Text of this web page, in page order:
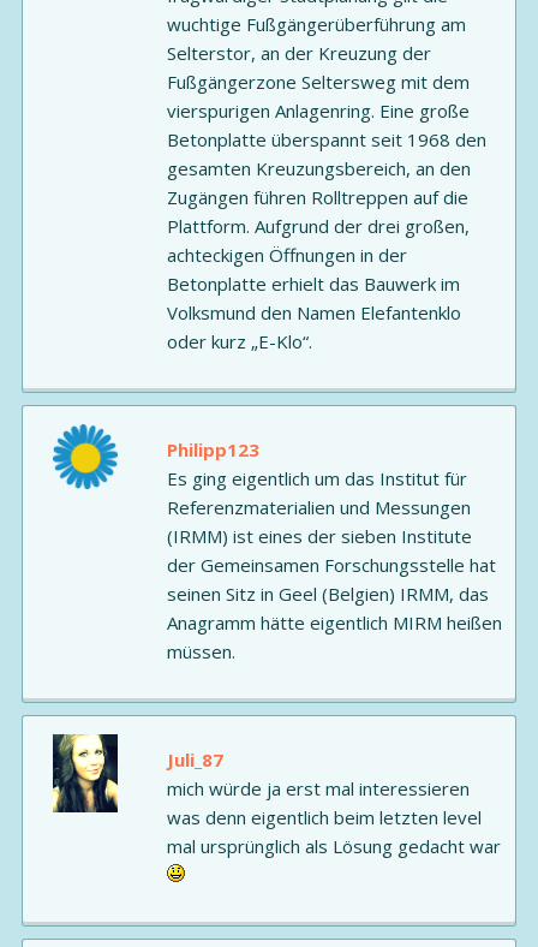
wuchtige Fußgängerüberführung am
Selterstor, an der Kreuzung der
Fußgängerzone Seltersweg mit dem
vierspurigen Anlagenring. Eine große
Betonplatte überspannt seit 1968 den
gesamten Kreuzungsbereich, an den
Zugängen führen Rolltreppen auf die
Plattform. Aufgrund der drei großen,
achteckigen Öffnungen in der
Betonplatte erhielt das Bauwerk im
Volksmund den Namen Elefantenklo
oder kurz „E-Klo“.
Philipp123
Es ging eigentlich um das Institut für
Referenzmaterialien und Messungen
(IRMM) ist eines der sieben Institute
der Gemeinsamen Forschungsstelle hat
seinen Sitz in Geel (Belgien) IRMM, das
Anagramm hätte eigentlich MIRM heißen
müssen.
Juli_87
mich würde ja erst mal interessieren
was denn eigentlich beim letzten level
mal ursprünglich als Lösung gedacht war